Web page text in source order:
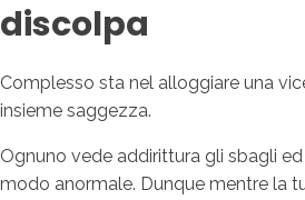
discolpa
Complesso sta nel alloggiare una
insieme saggezza.
Ognuno vede addirittura gli sbagli
modo anormale. Dunque mentre la